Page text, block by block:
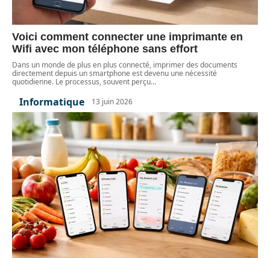
Voici comment connecter une imprimante en
Wifi avec mon téléphone sans effort
Dans un monde de plus en plus connecté, imprimer des documents
directement depuis un smartphone est devenu une nécessité
quotidienne. Le processus, souvent perçu…
Informatique 13 juin 2026